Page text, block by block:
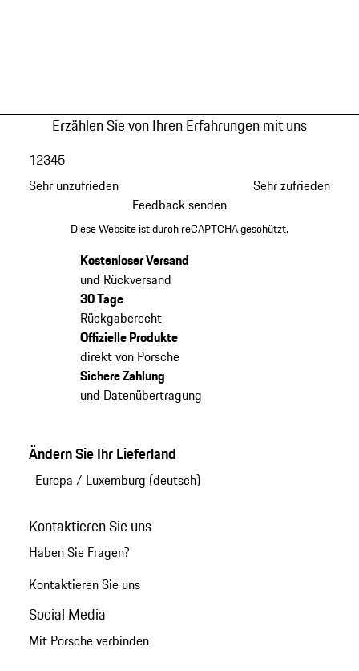
Erzählen Sie von Ihren Erfahrungen mit uns
Sehr unzufrieden
12345
Sehr zufrieden
Feedback senden
Diese Website ist durch reCAPTCHA geschützt.
Kostenloser Versand
und Rückversand
30 Tage
Rückgaberecht
Offizielle Produkte
direkt von Porsche
Sichere Zahlung
und Datenübertragung
Ändern Sie Ihr Lieferland
Europa / Luxemburg (deutsch)
Kontaktieren Sie uns
Haben Sie Fragen?
Kontaktieren Sie uns
Social Media
Mit Porsche verbinden